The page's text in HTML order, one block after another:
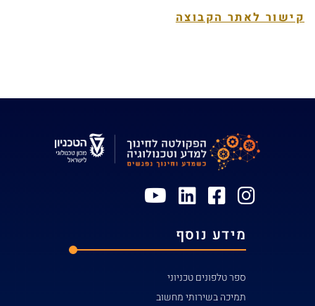
קישור לאתר הקבוצה
מידע נוסף
ספר טלפונים טכניוני
תמיכה בשירותי מחשוב